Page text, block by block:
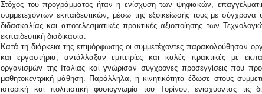
Στόχος του προγράμματος ήταν η ενίσχυση των ψηφιακών,
συμμετεχόντων εκπαιδευτικών, μέσω της εξοικείωσής τους με σύγχρονα
διδασκαλίας και αποτελεσματικές πρακτικές αξιοποίησης των
εκπαιδευτική διαδικασία.
Κατά τη διάρκεια της επιμόρφωσης οι συμμετέχοντες παρακολούθησαν
και εργαστήρια, αντάλλαξαν εμπειρίες και καλές πρακτικές με
οργανισμών της Ιταλίας και γνώρισαν σύγχρονες προσεγγίσεις που
μαθητοκεντρική μάθηση. Παράλληλα, η κινητικότητα έδωσε στους
ιστορική και πολιτιστική φυσιογνωμία του Τορίνου, ενισχύοντας τις